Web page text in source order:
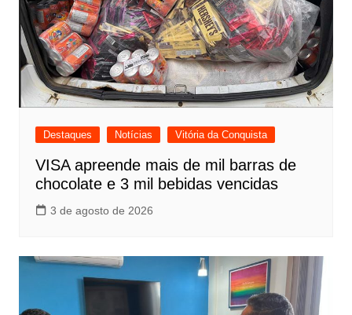
Destaques Notícias Vitória da Conquista
VISA apreende mais de mil barras de
chocolate e 3 mil bebidas vencidas
3 de agosto de 2026